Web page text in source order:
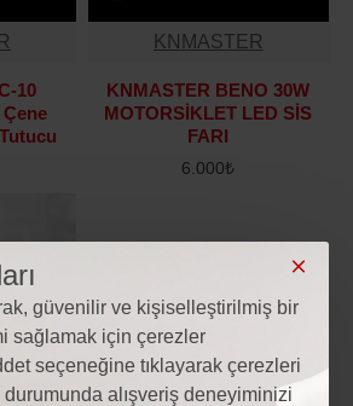
güvenilir ve kişiselleştirilmiş bir
sağlamak için çerezler
seçeneğine tıklayarak çerezleri
alışveriş deneyiminizi
10
KNMASTER
KNMASTER BENO 30W
MOTORSİKLET LED SİS
FARI
6.000₺